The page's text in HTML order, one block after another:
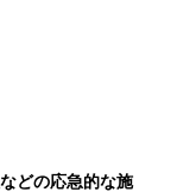
どの応急的な施